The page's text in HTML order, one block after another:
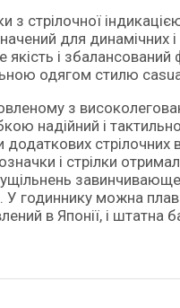
для динамічних
якість і
одягом стилю
з
надійний і
стрілочних
і стрілки
годиннику можна
в Японії, і штатна